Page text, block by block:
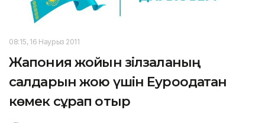
08:15, 16 Наурыз 2011
Жапония жойқын зілзаланың
салдарын жою үшін Еуроодақтан
көмек сұрап отыр